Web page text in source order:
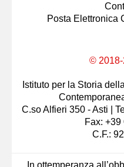
Posta Elettronica
© 2018-
Istituto per la Storia
C.so Alfieri 350 - Asti |
Fax:
C.F.:
In ottemperanza